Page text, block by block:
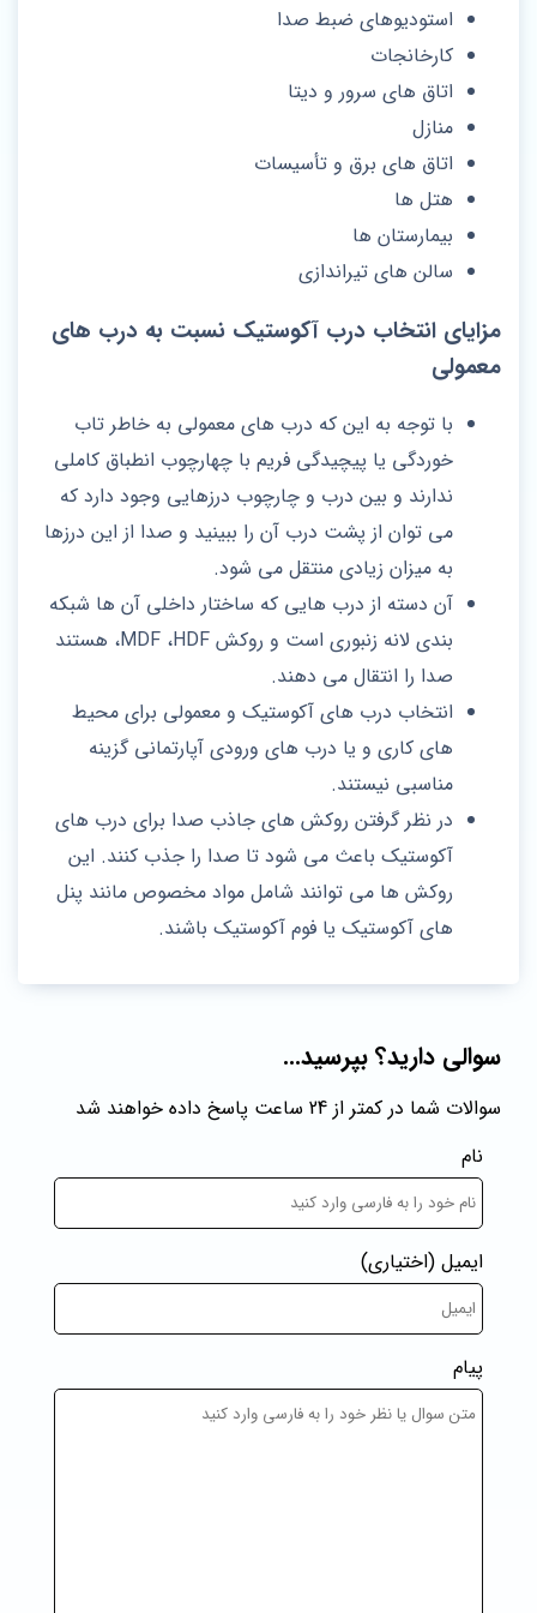
استودیوهای ضبط صدا
کارخانجات
اتاق های سرور و دیتا
منازل
اتاق های برق و تأسیسات
هتل ها
بیمارستان ها
سالن های تیراندازی
مزایای انتخاب درب آکوستیک نسبت به درب های
معمولی
با توجه به این که درب های معمولی به خاطر تاب
خوردگی یا پیچیدگی فریم با چهارچوب انطباق کاملی
ندارند و بین درب و چارچوب درزهایی وجود دارد که
می توان از پشت درب آن را ببینید و صدا از این درزها
به میزان زیادی منتقل می شود.
آن دسته از درب هایی که ساختار داخلی آن ها شبکه
بندی لانه زنبوری است و روکش MDF ،HDF، هستند
صدا را انتقال می دهند.
انتخاب درب های آکوستیک و معمولی برای محیط
های کاری و یا درب های ورودی آپارتمانی گزینه
مناسبی نیستند.
در نظر گرفتن روکش‌ های جاذب صدا برای درب های
آکوستیک باعث می شود تا صدا را جذب کنند. این
روکش‌ ها می‌ توانند شامل مواد مخصوص مانند پنل‌
های آکوستیک یا فوم آکوستیک باشند.
سوالی دارید؟ بپرسید...
سوالات شما در کمتر از 24 ساعت پاسخ داده خواهند شد
نام
ایمیل (اختیاری)
پیام